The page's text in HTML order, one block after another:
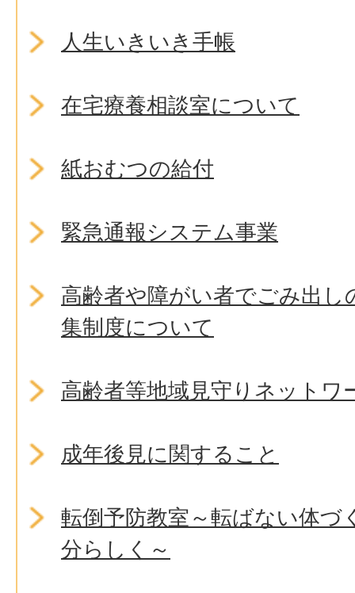
人生いきいき手帳
在宅療養相談室について
紙おむつの給付
緊急通報システム事業
高齢者や障がい者でごみ出し
集制度について
高齢者等地域見守りネットワ
成年後見に関すること
転倒予防教室～転ばない体づ
分らしく～